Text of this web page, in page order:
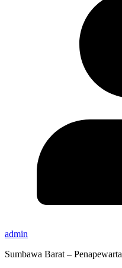
admin
Sumbawa Barat – Penapewarta